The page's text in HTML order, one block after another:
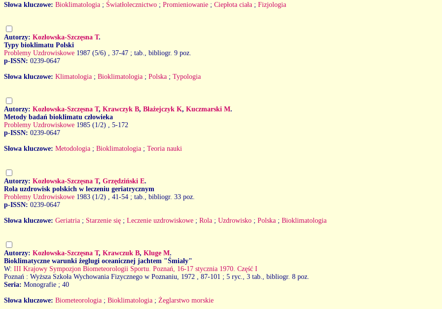
Słowa kluczowe: Bioklimatologia ; Światłolecznictwo ; Promieniowanie ; Ciepłota ciała ; Fizjologia
Autorzy: Kozłowska-Szczęsna T.
Typy bioklimatu Polski
Problemy Uzdrowiskowe 1987 (5/6)
, 37-47 ; tab., bibliogr. 9 poz.
p-ISSN: 0239-0647
Słowa kluczowe: Klimatologia ; Bioklimatologia ; Polska ; Typologia
Autorzy: Kozłowska-Szczęsna T, Krawczyk B, Błażejczyk K, Kuczmarski M.
Metody badań bioklimatu człowieka
Problemy Uzdrowiskowe 1985 (1/2)
, 5-172
p-ISSN: 0239-0647
Słowa kluczowe: Metodologia ; Bioklimatologia ; Teoria nauki
Autorzy: Kozłowska-Szczęsna T, Grzędziński E.
Rola uzdrowisk polskich w leczeniu geriatrycznym
Problemy Uzdrowiskowe 1983 (1/2)
, 41-54 ; tab., bibliogr. 33 poz.
p-ISSN: 0239-0647
Słowa kluczowe: Geriatria ; Starzenie się ; Leczenie uzdrowiskowe ; Rola ; Uzdrowisko ; Polska ; Bioklimatologia
Autorzy: Kozłowska-Szczęsna T, Krawczuk B, Kluge M.
Bioklimatyczne warunki żeglugi oceanicznej jachtem "Śmiały"
W: III Krajowy Sympozjon Biometeorologii Sportu. Poznań, 16-17 stycznia 1970. Część I
Poznań : Wyższa Szkoła Wychowania Fizycznego w Poznaniu, 1972
, 87-101 ; 5 ryc., 3 tab., bibliogr. 8 poz.
Seria: Monografie ; 40
Słowa kluczowe: Biometeorologia ; Bioklimatologia ; Żeglarstwo morskie